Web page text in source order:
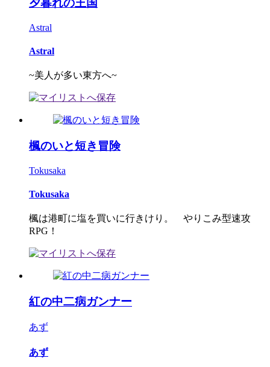
夕暮れの王国
Astral
Astral
~美人が多い東方へ~
楓のいと短き冒険
Tokusaka
Tokusaka
楓は港町に塩を買いに行きけり。 やりこみ型速攻
RPG！
紅の中二病ガンナー
あず
あず